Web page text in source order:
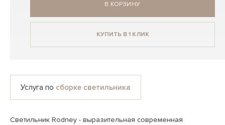
В КОРЗИНУ
КУПИТЬ В 1 КЛИК
Услуга по сборке светильника
Светильник Rodney - выразительная современная